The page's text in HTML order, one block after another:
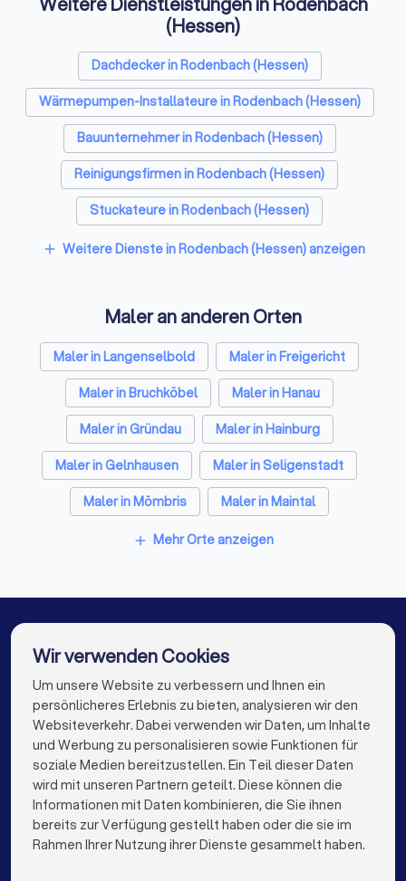
(Hessen)
Dachdecker in Rodenbach (Hessen)
Wärmepumpen-Installateure in Rodenbach (Hessen)
Bauunternehmer in Rodenbach (Hessen)
Reinigungsfirmen in Rodenbach (Hessen)
Stuckateure in Rodenbach (Hessen)
Spezialisten für Dämmung in Rodenbach (Hessen)
Kammerjäger in Rodenbach (Hessen)
Sicherheitstechniker in Rodenbach (Hessen)
Trockenbauer in Rodenbach (Hessen)
Sanitärinstallateure in Rodenbach (Hessen)
Fliesenleger in Rodenbach (Hessen)
Fensterbauer in Rodenbach (Hessen)
Bodenleger in Rodenbach (Hessen)
add Weitere Dienste in Rodenbach (Hessen) anzeigen
Maler an anderen Orten
Maler in Langenselbold
Maler in Freigericht
Maler in Bruchköbel
Maler in Hanau
Maler in Gründau
Maler in Hainburg
Maler in Gelnhausen
Maler in Seligenstadt
Maler in Mömbris
Maler in Maintal
Maler in Berlin
Maler in Hamburg
Maler in Düsseldorf
Maler in Essen
Maler in Bremen
Maler in Nürnberg
Maler in Dresden
Maler in Hannover
Maler in Leipzig
Maler in Duisburg
Maler in Bochum
Maler in Wuppertal
Maler in Bielefeld
add Mehr Orte anzeigen
Die besten Maler für Sie
info@trustlocal.de
FÜR PRIVATPERSONEN
Wir verwenden Cookies
Um unsere Website zu verbessern und Ihnen ein
persönlicheres Erlebnis zu bieten, analysieren wir den
Websiteverkehr. Dabei verwenden wir Daten, um Inhalte
und Werbung zu personalisieren sowie Funktionen für
soziale Medien bereitzustellen. Ein Teil dieser Daten
wird mit unseren Partnern geteilt. Diese können die
Informationen mit Daten kombinieren, die Sie ihnen
bereits zur Verfügung gestellt haben oder die sie im
Rahmen Ihrer Nutzung ihrer Dienste gesammelt haben.